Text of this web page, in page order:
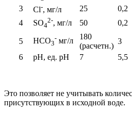
3
Cl-, мг/л 25 0,2
4
SO4
2-, мг/л 50 0,2
5 HCO3
- мг/л
180
(расчетн.)
3
6
рH, ед. рН 7 5,5
Это позволяет не учитывать
присутствующих в исходной воде.